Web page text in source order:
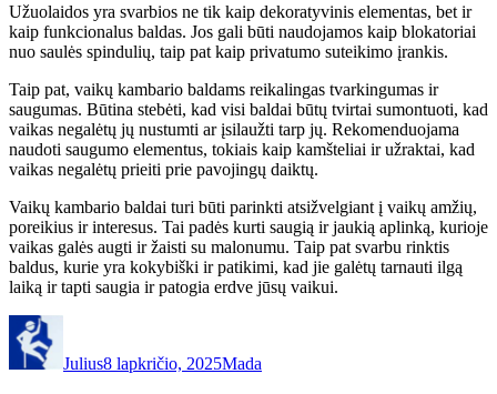
Užuolaidos yra svarbios ne tik kaip dekoratyvinis elementas, bet ir
kaip funkcionalus baldas. Jos gali būti naudojamos kaip blokatoriai
nuo saulės spindulių, taip pat kaip privatumo suteikimo įrankis.
Taip pat, vaikų kambario baldams reikalingas tvarkingumas ir
saugumas. Būtina stebėti, kad visi baldai būtų tvirtai sumontuoti, kad
vaikas negalėtų jų nustumti ar įsilaužti tarp jų. Rekomenduojama
naudoti saugumo elementus, tokiais kaip kamšteliai ir užraktai, kad
vaikas negalėtų prieiti prie pavojingų daiktų.
Vaikų kambario baldai turi būti parinkti atsižvelgiant į vaikų amžių,
poreikius ir interesus. Tai padės kurti saugią ir jaukią aplinką, kurioje
vaikas galės augti ir žaisti su malonumu. Taip pat svarbu rinktis
baldus, kurie yra kokybiški ir patikimi, kad jie galėtų tarnauti ilgą
laiką ir tapti saugia ir patogia erdve jūsų vaikui.
Julius8 lapkričio, 2025Mada